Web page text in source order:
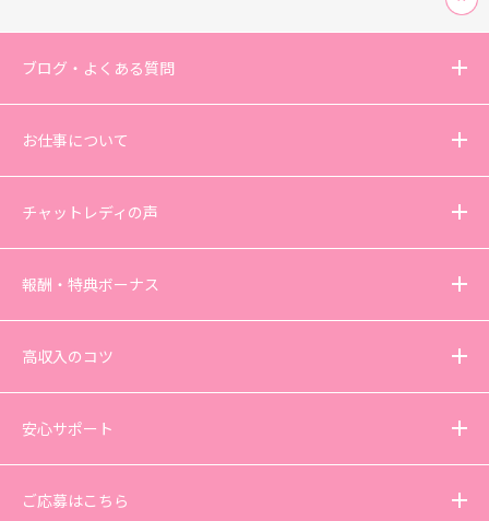
ブログ・よくある質問
お仕事について
チャットレディの声
報酬・特典ボーナス
高収入のコツ
安心サポート
ご応募はこちら